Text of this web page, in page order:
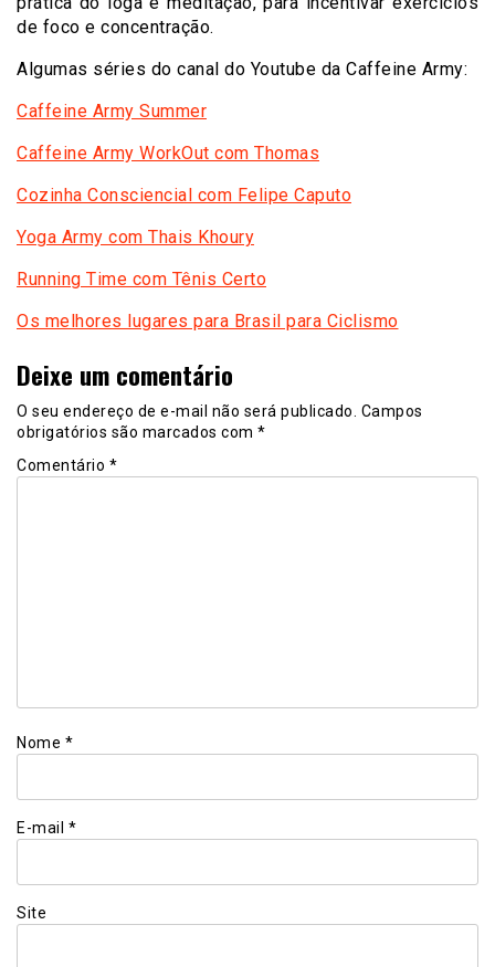
de foco e concentração.
Algumas séries do canal do Youtube da Caffeine Army:
Caffeine Army Summer
Caffeine Army WorkOut com Thomas
Cozinha Consciencial com Felipe Caputo
Yoga Army com Thais Khoury
Running Time com Tênis Certo
Os melhores lugares para Brasil para Ciclismo
Deixe um comentário
O seu endereço de e-mail não será publicado. Campos
obrigatórios são marcados com *
Comentário *
Nome *
E-mail *
Site